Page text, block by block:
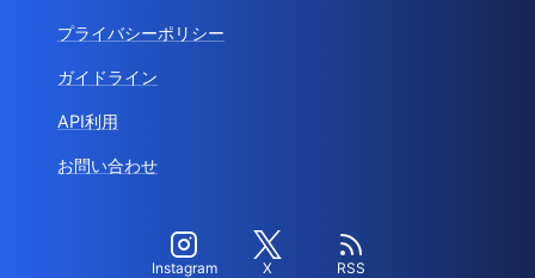
プライバシーポリシー
ガイドライン
API利用
お問い合わせ
Instagram X RSS